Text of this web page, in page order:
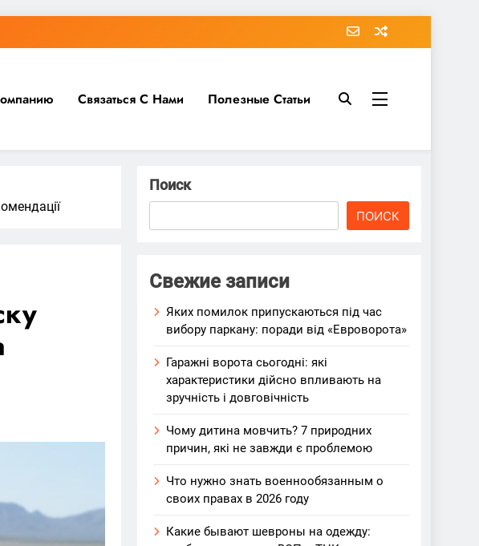
Связаться С Нами Полезные Статьи
Поиск
ПОИСК
Свежие записи
Яких помилок припускаються під час
вибору паркану: поради від «Евроворота»
Гаражні ворота сьогодні: які
характеристики дійсно впливають на
зручність і довговічність
Чому дитина мовчить? 7 природних
причин, які не завжди є проблемою
Что нужно знать военнообязанным о
своих правах в 2026 году
Какие бывают шевроны на одежду: